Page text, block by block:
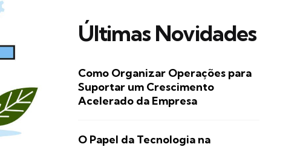
Últimas Novidades
Como Organizar Operações para
Suportar um Crescimento
Acelerado da Empresa
O Papel da Tecnologia na